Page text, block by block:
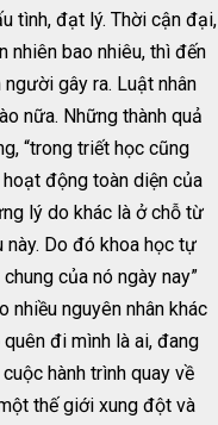
tình, đạt lý. Thời cận đại,
nhiên bao nhiêu, thì đến
gây ra. Luật nhân
nữa. Những thành quả
“trong triết học cũng
động toàn diện của
lý do khác là ở chỗ từ
này. Do đó khoa học tự
của nó ngày nay”
nguyên nhân khác
đi mình là ai, đang
hành trình quay về
thế giới xung đột và